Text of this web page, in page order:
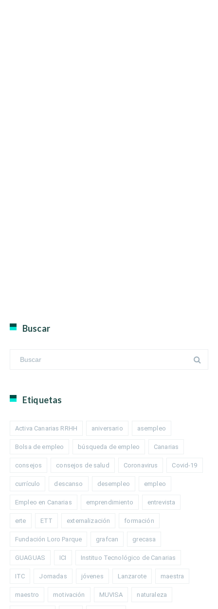
Buscar
Etiquetas
Activa Canarias RRHH aniversario asempleo
Bolsa de empleo búsqueda de empleo Canarias
consejos consejos de salud Coronavirus Covid-19
currículo descanso desempleo empleo
Empleo en Canarias emprendimiento entrevista
erte ETT externalización formación
Fundación Loro Parque grafcan grecasa
GUAGUAS ICI Instituo Tecnológico de Canarias
ITC Jornadas jóvenes Lanzarote maestra
maestro motivación MUVISA naturaleza